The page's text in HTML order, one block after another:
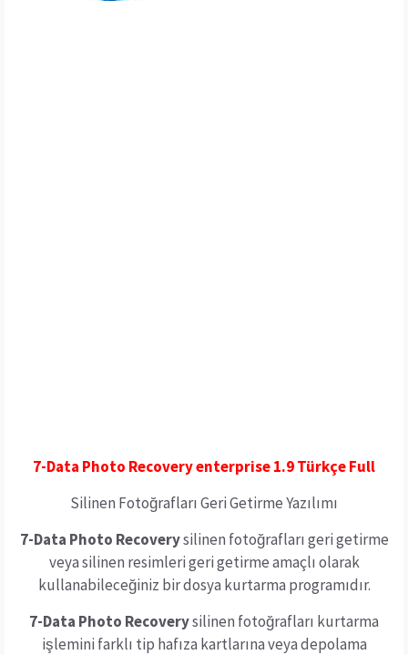
7-Data Photo Recovery enterprise 1.9 Türkçe Full
Silinen Fotoğrafları Geri Getirme Yazılımı
7-Data Photo Recoverysilinen fotoğrafları geri getirme
veya silinen resimleri geri getirme amaçlı olarak
kullanabileceğiniz bir dosya kurtarma programıdır.
7-Data Photo Recoverysilinen fotoğrafları kurtarma
işlemini farklı tip hafıza kartlarına veya depolama